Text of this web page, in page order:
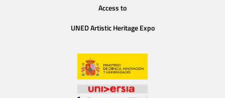
Access to
UNED Artistic Heritage Expo